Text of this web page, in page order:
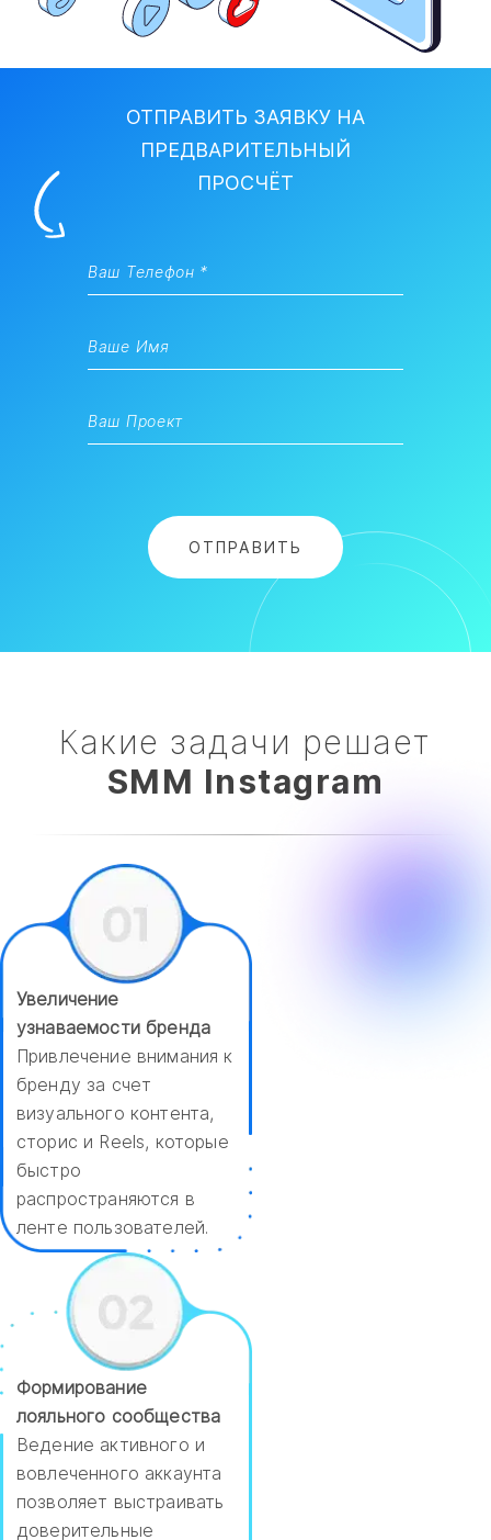
ОТПРАВИТЬ ЗАЯВКУ НА
ПРЕДВАРИТЕЛЬНЫЙ
ПРОСЧЁТ
Какие задачи решает
SMM Instagram
Увеличение
узнаваемости бренда
Привлечение внимания к
бренду за счет
визуального контента,
сторис и Reels, которые
быстро
распространяются в
ленте пользователей.
Формирование
лояльного сообщества
Ведение активного и
вовлеченного аккаунта
позволяет выстраивать
доверительные